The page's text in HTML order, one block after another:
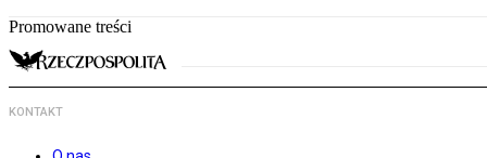
Promowane treści
KONTAKT